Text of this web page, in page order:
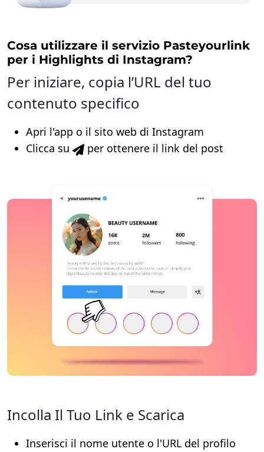
Cosa utilizzare il servizio Pasteyourlink
per i Highlights di Instagram?
Per iniziare, copia l’URL del tuo
contenuto specifico
Apri l'app o il sito web di Instagram
Clicca su
per ottenere il link del post
Incolla Il Tuo Link e Scarica
Inserisci il nome utente o l'URL del profilo